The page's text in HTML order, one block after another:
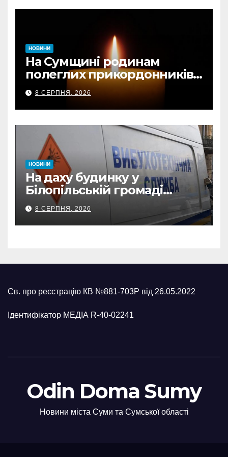
НОВИНИ
На Сумщині родинам
полеглих прикордонників
передали державні
нагороди та відомчі
відзнаки
8 СЕРПНЯ, 2026
НОВИНИ
На даху будинку у
Білопільській громаді
знайшли 120-мм міну
8 СЕРПНЯ, 2026
Св. про реєстрацію КВ №881-703Р від 26.05.2022
Ідентифікатор МЕДІА R-40-02241
Odin Doma Sumy
Новини міста Суми та Сумської області